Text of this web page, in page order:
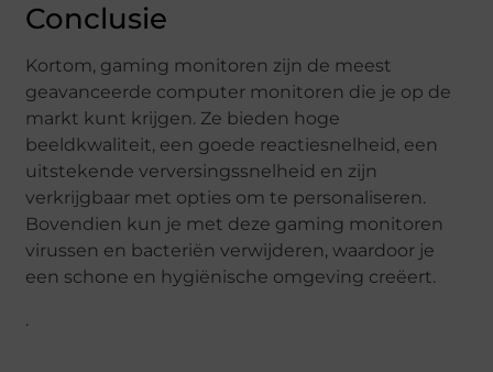
Conclusie
Kortom, gaming monitoren zijn de meest
geavanceerde computer monitoren die je op de
markt kunt krijgen. Ze bieden hoge
beeldkwaliteit, een goede reactiesnelheid, een
uitstekende verversingssnelheid en zijn
verkrijgbaar met opties om te personaliseren.
Bovendien kun je met deze gaming monitoren
virussen en bacteriën verwijderen, waardoor je
een schone en hygiënische omgeving creëert.
.